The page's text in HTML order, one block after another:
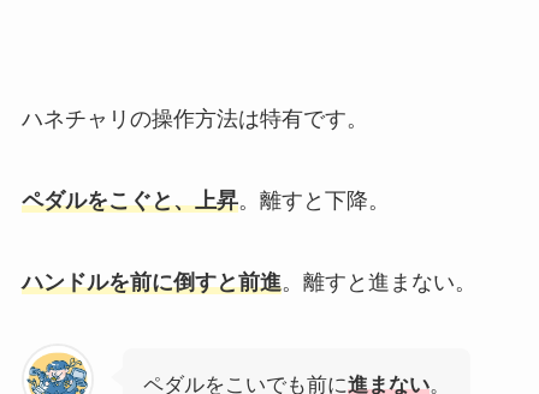
ハネチャリの操作方法は特有です。
ペダルをこぐと、上昇。離すと下降。
ハンドルを前に倒すと前進。離すと進まない。
ペダルをこいでも前に進まない。